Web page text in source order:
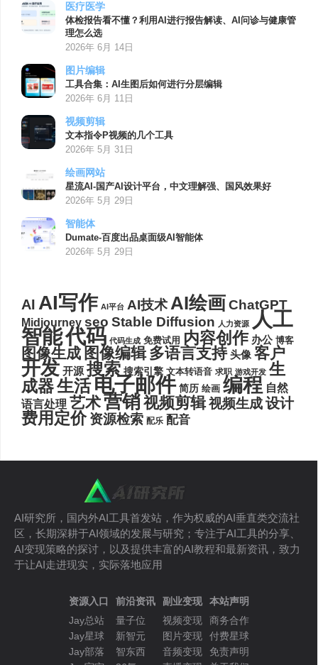
医疗医学
体检报告看不懂？利用AI进行报告解读、AI问诊与健康管
理怎么选
2026年 6月 14日
图片编辑
工具合集：AI生图后如何进行分层编辑
2026年 6月 11日
视频剪辑
文本指令P视频的几个工具
2026年 5月 31日
绘画网站
星流AI-国产AI设计平台，中文理解强、国风效果好
2026年 5月 29日
智能体
Dumate-百度出品桌面级AI智能体
2026年 5月 29日
AI AI写作 AI平台 AI技术AI绘画ChatGPT
Midjourney seo Stable Diffusion 人力资源 人工
智能代码 代码生成 免费试用 内容创作 办公 博客
图像生成 图像编辑 多语言支持 头像 客户
开发 开源 搜索 搜索引擎 文本转语音 求职 游戏开发 生
成器生活电子邮件 简历 绘画 编程 自然
语言处理 艺术营销视频剪辑视频生成设计
费用定价 资源检索 配乐 配音
AI研究所，国内外AI工具首发站，作为权威的AI垂直类交流社
区，长期深耕于AI领域的发展与研究；专注于AI工具的分享、
AI变现策略的探讨，以及提供丰富的AI教程和最新资讯，致力
于让AI走进现实，实际落地应用
资源入口
Jay总站
Jay星球
Jay部落
前沿资讯
量子位
新智元
智东西
副业变现
视频变现
图片变现
音频变现
本站声明
商务合作
付费星球
免责声明